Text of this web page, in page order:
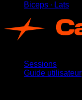
Biceps ∙ Lats
Sessions
Guide utilisateur